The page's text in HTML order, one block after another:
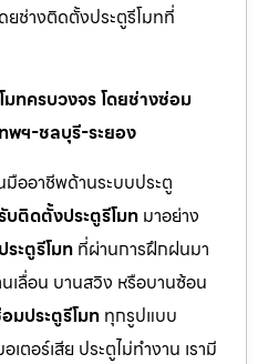
ยช่างติดตั้งประตูรีโมทที่
ทครบวงจร โดยช่างซ่อม
พฯ-ชลบุรี-ระยอง
ออาชีพด้านระบบประตู
บติดตั้งประตูรีโมทมาอย่าง
ะตูรีโมท ที่ผ่านการฝึกฝนมา
นเลื่อน บานสวิง หรือบานซ้อน
มประตูรีโมท ทุกรูปแบบ
อร์เสีย ประตูไม่ทำงาน เรามี